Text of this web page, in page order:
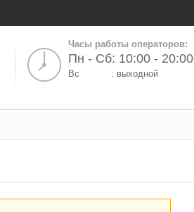
Часы работы операторов:
Пн - Сб: 10:00 - 20:00
Вс : выходной